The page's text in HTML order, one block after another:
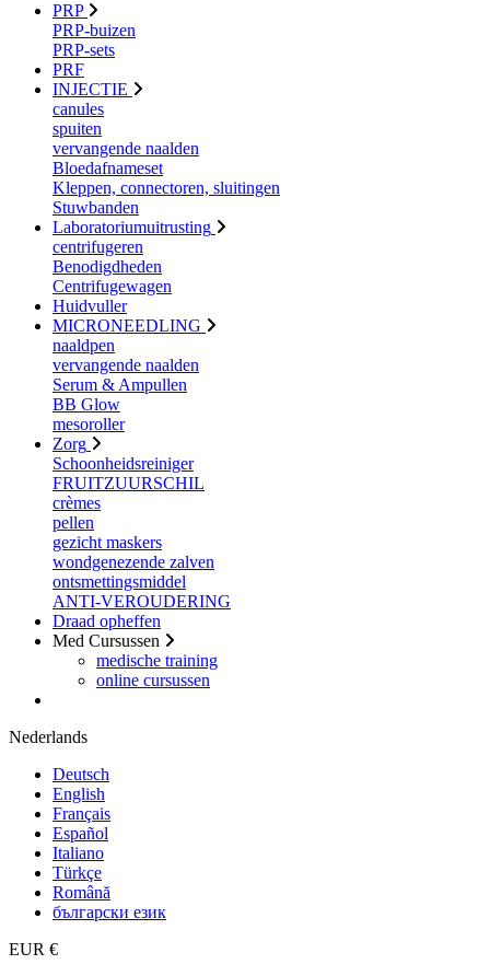
PRP
PRP-buizen
PRP-sets
PRF
INJECTIE
canules
spuiten
vervangende naalden
Bloedafnameset
Kleppen, connectoren, sluitingen
Stuwbanden
Laboratoriumuitrusting
centrifugeren
Benodigdheden
Centrifugewagen
Huidvuller
MICRONEEDLING
naaldpen
vervangende naalden
Serum & Ampullen
BB Glow
mesoroller
Zorg
Schoonheidsreiniger
FRUITZUURSCHIL
crèmes
pellen
gezicht maskers
wondgenezende zalven
ontsmettingsmiddel
ANTI-VEROUDERING
Draad opheffen
Med Cursussen
medische training
online cursussen
Nederlands
Deutsch
English
Français
Español
Italiano
Türkçe
Română
български език
EUR €